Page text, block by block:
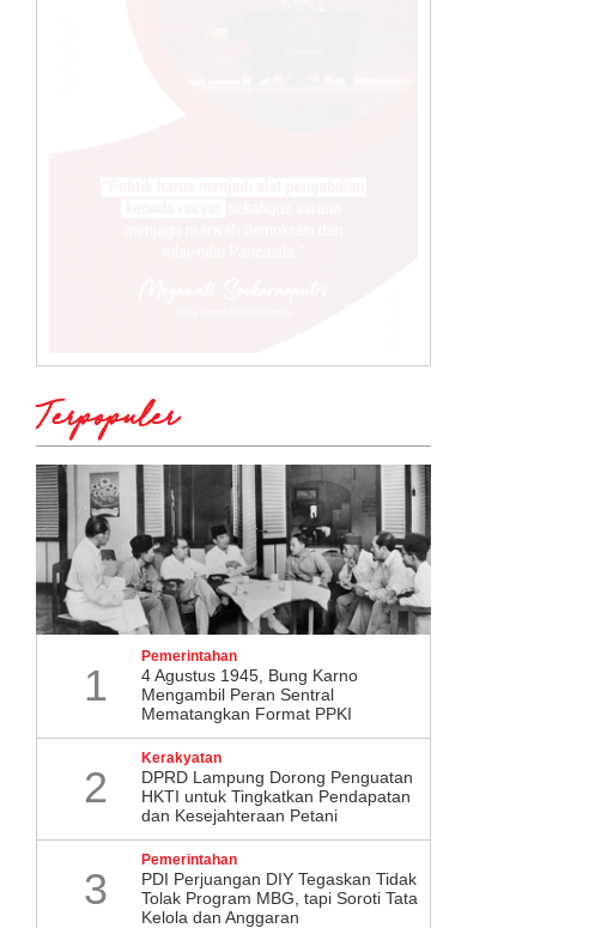
Terpopuler
1
Pemerintahan
4 Agustus 1945, Bung Karno
Mengambil Peran Sentral
Mematangkan Format PPKI
2
Kerakyatan
DPRD Lampung Dorong Penguatan
HKTI untuk Tingkatkan Pendapatan
dan Kesejahteraan Petani
3
Pemerintahan
PDI Perjuangan DIY Tegaskan Tidak
Tolak Program MBG, tapi Soroti Tata
Kelola dan Anggaran